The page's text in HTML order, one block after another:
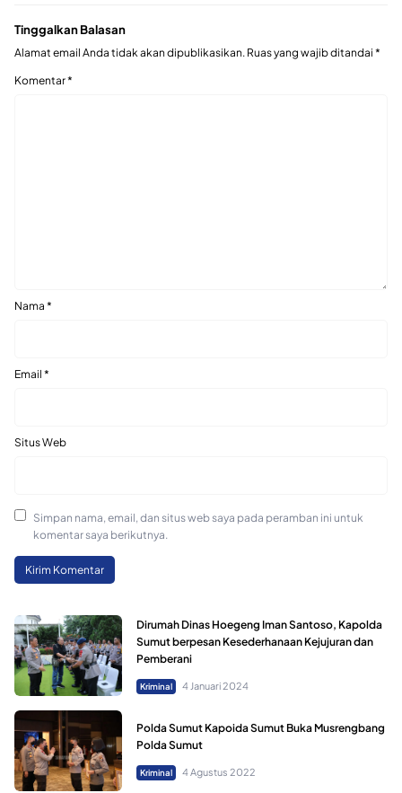
Tinggalkan Balasan
Alamat email Anda tidak akan dipublikasikan. Ruas yang wajib ditandai *
Komentar*
Nama *
Email *
Situs Web
Simpan nama, email, dan situs web saya pada peramban ini untuk
komentar saya berikutnya.
Dirumah Dinas Hoegeng Iman Santoso, Kapolda
Sumut berpesan Kesederhanaan Kejujuran dan
Pemberani
Kriminal 4 Januari 2024
Polda Sumut Kapoida Sumut Buka Musrengbang
Polda Sumut
Kriminal 4 Agustus 2022